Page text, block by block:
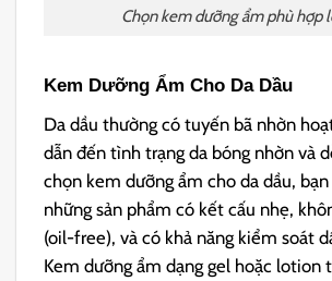
Chọn kem dưỡng ẩm phù hợp
Kem Dưỡng Ẩm Cho Da Dầu
Da dầu thường có tuyến bã nhờn
dẫn đến tình trạng da bóng nhờn và
chọn kem dưỡng ẩm cho da dầu,
những sản phẩm có kết cấu nhẹ,
(oil-free), và có khả năng kiểm soát
Kem dưỡng ẩm dạng gel hoặc lotion